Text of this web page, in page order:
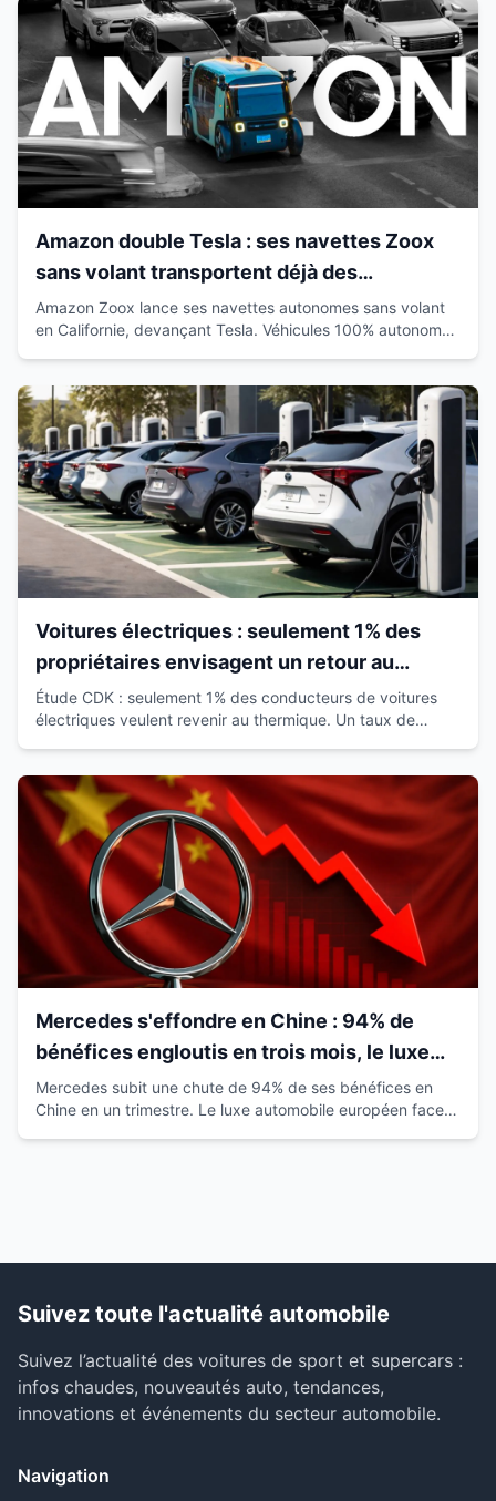
Amazon double Tesla : ses navettes Zoox
sans volant transportent déjà des
passagers en Californie
Amazon Zoox lance ses navettes autonomes sans volant
en Californie, devançant Tesla. Véhicules 100% autonomes
Voitures électriques : seulement 1% des
propriétaires envisagent un retour au
thermique
Étude CDK : seulement 1% des conducteurs de voitures
électriques veulent revenir au thermique. Un taux de
Mercedes s'effondre en Chine : 94% de
bénéfices engloutis en trois mois, le luxe
européen vacille
Mercedes subit une chute de 94% de ses bénéfices en
Chine en un trimestre. Le luxe automobile européen face à
Suivez toute l'actualité automobile
Suivez l’actualité des voitures de sport et supercars :
infos chaudes, nouveautés auto, tendances,
innovations et événements du secteur automobile.
Navigation